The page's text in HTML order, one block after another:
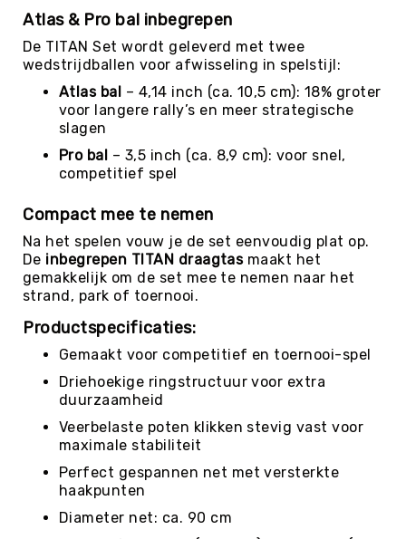
Padel
Pilates
Poull
Ball
Roundnet
Rugby
Slacklinen
Skate
Sporten
Speedbadminton
Spikeball
Tafeltennis
Tafelvoetbal
Tchoukbal
Tchouks
Tchoukbal
Ballen
Atlas & Pro bal inbegrepen
De TITAN Set wordt geleverd met twee
wedstrijdballen voor afwisseling in spelstijl:
Atlas bal – 4,14 inch (ca. 10,5 cm): 18% groter
voor langere rally’s en meer strategische
slagen
Pro bal – 3,5 inch (ca. 8,9 cm): voor snel,
competitief spel
Compact mee te nemen
Na het spelen vouw je de set eenvoudig plat op.
De inbegrepen TITAN draagtasmaakt het
gemakkelijk om de set mee te nemen naar het
strand, park of toernooi.
Productspecificaties:
Gemaakt voor competitief en toernooi-spel
Driehoekige ringstructuur voor extra
duurzaamheid
Veerbelaste poten klikken stevig vast voor
maximale stabiliteit
Perfect gespannen net met versterkte
haakpunten
Diameter net: ca. 90 cm